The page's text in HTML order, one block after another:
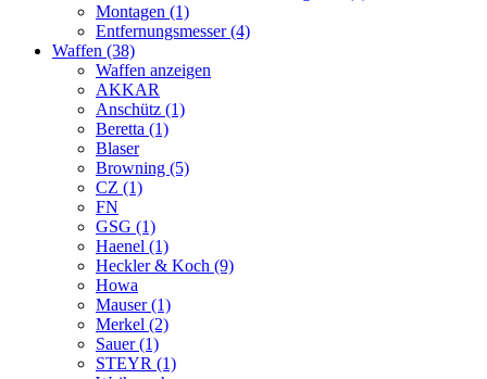
Montagen (1)
Entfernungsmesser (4)
Waffen (38)
Waffen anzeigen
AKKAR
Anschütz (1)
Beretta (1)
Blaser
Browning (5)
CZ (1)
FN
GSG (1)
Haenel (1)
Heckler & Koch (9)
Howa
Mauser (1)
Merkel (2)
Sauer (1)
STEYR (1)